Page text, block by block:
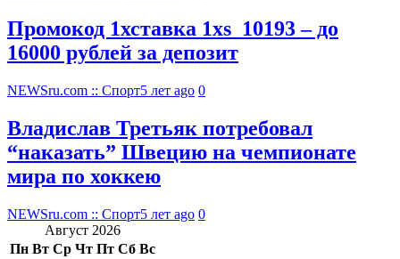
Промокод 1хставка 1xs_10193 – до
16000 рублей за депозит
NEWSru.com :: Спорт5 лет ago 0
Владислав Третьяк потребовал
“наказать” Швецию на чемпионате
мира по хоккею
NEWSru.com :: Спорт5 лет ago 0
Август 2026
Пн Вт Ср Чт Пт Сб Вс